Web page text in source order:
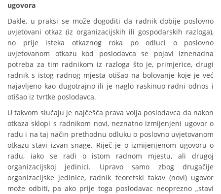
ugovora
Dakle, u praksi se može dogoditi da radnik dobije poslovno
uvjetovani otkaz (iz organizacijskih ili gospodarskih razloga),
no prije isteka otkaznog roka po odluci o poslovno
uvjetovanom otkazu kod poslodavca se pojavi iznenadna
potreba za tim radnikom iz razloga što je, primjerice, drugi
radnik s istog radnog mjesta otišao na bolovanje koje je već
najavljeno kao dugotrajno ili je naglo raskinuo radni odnos i
otišao iz tvrtke poslodavca.
U takvom slučaju je najčešća prava volja poslodavca da nakon
otkaza sklopi s radnikom novi, neznatno izmijenjeni ugovor o
radu i na taj način prethodnu odluku o poslovno uvjetovanom
otkazu stavi izvan snage. Riječ je o izmijenjenom ugovoru o
radu, iako se radi o istom radnom mjestu, ali drugoj
organizacijskoj jedinici. Upravo samo zbog drugačije
organizacijske jedinice, radnik teoretski takav (novi) ugovor
može odbiti, pa ako prije toga poslodavac neoprezno „stavi